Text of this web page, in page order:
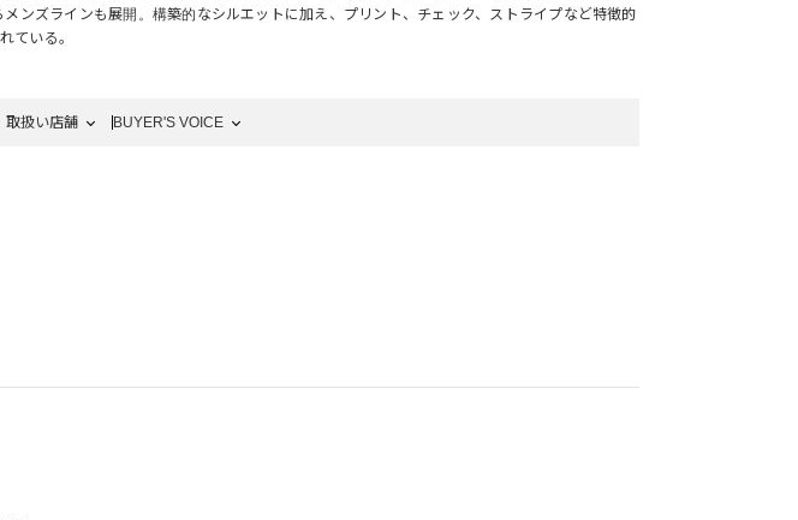
ンズラインも展開。構築的なシルエットに加え、プリント、チェック、ストライプなど特徴的
ている。
取扱い店舗 BUYER'S VOICE